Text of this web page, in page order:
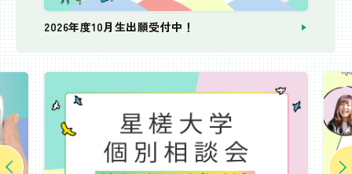
2026年度10月生出願受付中！